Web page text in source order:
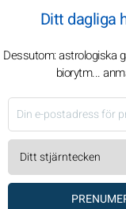
Haren och pengar
Ditt dagliga
Dessutom: astrologiska
biorytm...